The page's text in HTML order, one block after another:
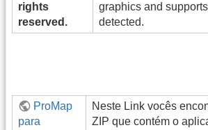
rights
reserved.
graphics and
detected.
ProMap
para
Neste Link vocês
ZIP que contém o